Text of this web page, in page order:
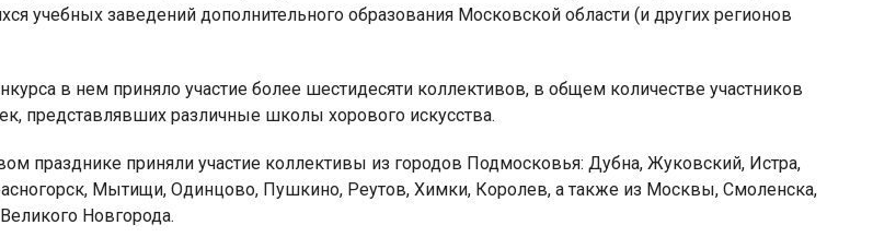
4-6 лет
1-5 июня, Летняя
учебных заведений дополнительного образования Московской области (и других регионов
в нем приняло участие более шестидесяти коллективов, в общем количестве участников
представлявших различные школы хорового искусства.
празднике приняли участие коллективы из городов Подмосковья: Дубна, Жуковский, Истра,
Мытищи, Одинцово, Пушкино, Реутов, Химки, Королев, а также из Москвы, Смоленска,
Новгорода.